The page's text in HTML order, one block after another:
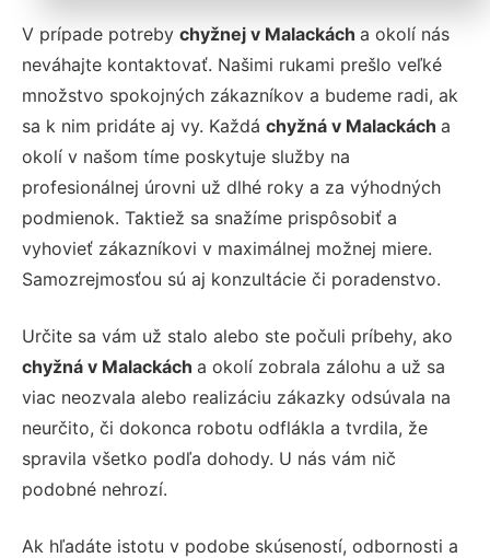
V prípade potreby chyžnej v Malackách a okolí nás
neváhajte kontaktovať. Našimi rukami prešlo veľké
množstvo spokojných zákazníkov a budeme radi, ak
sa k nim pridáte aj vy. Každá chyžná v Malackách a
okolí v našom tíme poskytuje služby na
profesionálnej úrovni už dlhé roky a za výhodných
podmienok. Taktiež sa snažíme prispôsobiť a
vyhovieť zákazníkovi v maximálnej možnej miere.
Samozrejmosťou sú aj konzultácie či poradenstvo.
Určite sa vám už stalo alebo ste počuli príbehy, ako
chyžná v Malackách a okolí zobrala zálohu a už sa
viac neozvala alebo realizáciu zákazky odsúvala na
neurčito, či dokonca robotu odflákla a tvrdila, že
spravila všetko podľa dohody. U nás vám nič
podobné nehrozí.
Ak hľadáte istotu v podobe skúseností, odbornosti a